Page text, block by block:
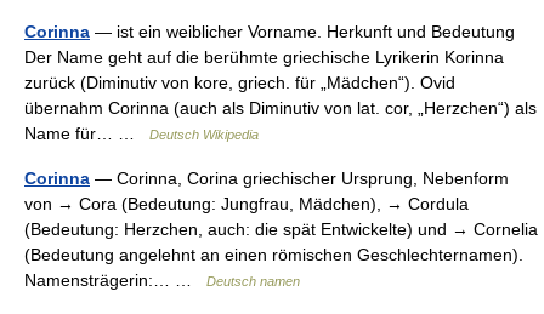
Corinna — ist ein weiblicher Vorname. Herkunft und Bedeutung
Der Name geht auf die berühmte griechische Lyrikerin Korinna
zurück (Diminutiv von kore, griech. für „Mädchen“). Ovid
übernahm Corinna (auch als Diminutiv von lat. cor, „Herzchen“) als
Name für… …
Deutsch Wikipedia
Corinna — Corinna, Corina griechischer Ursprung, Nebenform
von → Cora (Bedeutung: Jungfrau, Mädchen), → Cordula
(Bedeutung: Herzchen, auch: die spät Entwickelte) und → Cornelia
(Bedeutung angelehnt an einen römischen Geschlechternamen).
Namensträgerin:… …
Deutsch namen